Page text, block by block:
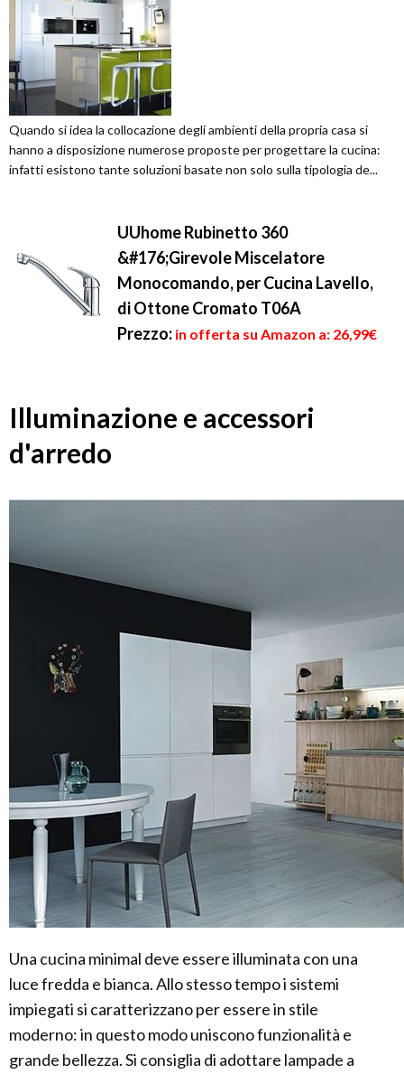
Quando si idea la collocazione degli ambienti della propria casa si
hanno a disposizione numerose proposte per progettare la cucina:
infatti esistono tante soluzioni basate non solo sulla tipologia de...
UUhome Rubinetto 360
&#176;Girevole Miscelatore
Monocomando, per Cucina Lavello,
di Ottone Cromato T06A
Prezzo: in offerta su Amazon a: 26,99€
Illuminazione e accessori
d'arredo
Una cucina minimal deve essere illuminata con una
luce fredda e bianca. Allo stesso tempo i sistemi
impiegati si caratterizzano per essere in stile
moderno: in questo modo uniscono funzionalità e
grande bellezza. Si consiglia di adottare lampade a